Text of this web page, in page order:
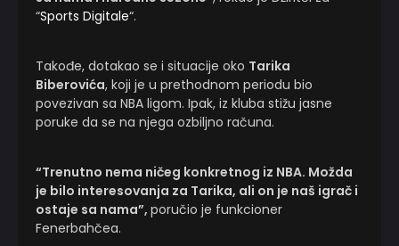
“Sports Digitale“.
Takođe, dotakao se i situacije oko Tarika
Biberovića, koji je u prethodnom periodu bio
povezivan sa NBA ligom. Ipak, iz kluba stižu jasne
poruke da se na njega ozbiljno računa.
“Trenutno nema ničeg konkretnog iz NBA. Možda
je bilo interesovanja za Tarika, ali on je naš igrač i
ostaje sa nama”, poručio je funkcioner
Fenerbahčea.